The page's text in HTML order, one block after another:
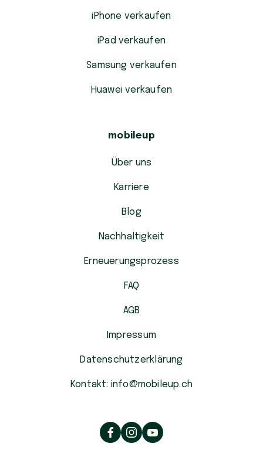
iPhone verkaufen
iPad verkaufen
Samsung verkaufen
Huawei verkaufen
mobileup
Über uns
Karriere
Blog
Nachhaltigkeit
Erneuerungsprozess
FAQ
AGB
Impressum
Datenschutzerklärung
Kontakt: info@mobileup.ch